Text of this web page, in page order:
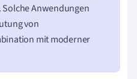
Anwendungen
von
mit moderner